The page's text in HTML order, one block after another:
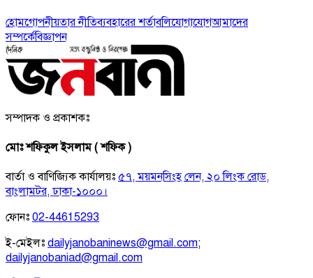
হোমগোপনীয়তার নীতিব্যবহারের শর্তাবলিযোগাযোগআমাদের
সম্পর্কেবিজ্ঞাপন
সম্পাদক ও প্রকাশকঃ
মোঃ শফিকুল ইসলাম ( শফিক )
বার্তা ও বাণিজ্যিক কার্যালয়ঃ ৫৭, ময়মনসিংহ লেন, ২০ লিংক রোড,
বাংলামটর, ঢাকা-১০০০।
ফোনঃ 02-44615293
ই-মেইলঃ dailyjanobaninews@gmail.com;
dailyjanobaniad@gmail.com